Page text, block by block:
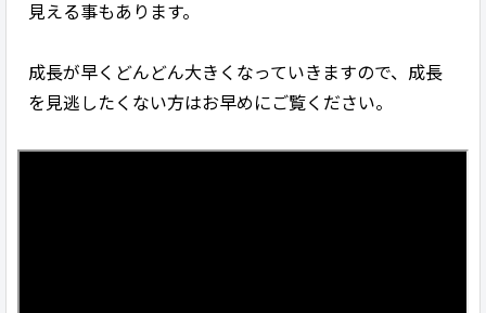
見える事もあります。
成長が早くどんどん大きくなっていきますので、成長
を見逃したくない方はお早めにご覧ください。